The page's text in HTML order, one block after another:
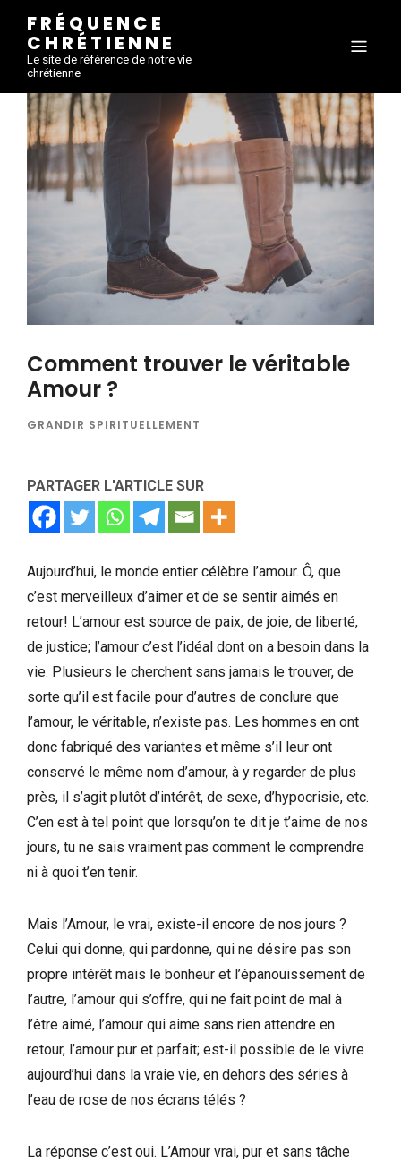
FRÉQUENCE
CHRÉTIENNE
Le site de référence de notre vie
chrétienne
Comment trouver le véritable
Amour ?
GRANDIR SPIRITUELLEMENT
PARTAGER L'ARTICLE SUR
Aujourd’hui, le monde entier célèbre l’amour. Ô, que
c’est merveilleux d’aimer et de se sentir aimés en
retour! L’amour est source de paix, de joie, de liberté,
de justice; l’amour c’est l’idéal dont on a besoin dans la
vie. Plusieurs le cherchent sans jamais le trouver, de
sorte qu’il est facile pour d’autres de conclure que
l’amour, le véritable, n’existe pas. Les hommes en ont
donc fabriqué des variantes et même s’il leur ont
conservé le même nom d’amour, à y regarder de plus
près, il s’agit plutôt d’intérêt, de sexe, d’hypocrisie, etc.
C’en est à tel point que lorsqu’on te dit je t’aime de nos
jours, tu ne sais vraiment pas comment le comprendre
ni à quoi t’en tenir.
Mais l’Amour, le vrai, existe-il encore de nos jours ?
Celui qui donne, qui pardonne, qui ne désire pas son
propre intérêt mais le bonheur et l’épanouissement de
l’autre, l’amour qui s’offre, qui ne fait point de mal à
l’être aimé, l’amour qui aime sans rien attendre en
retour, l’amour pur et parfait; est-il possible de le vivre
aujourd’hui dans la vraie vie, en dehors des séries à
l’eau de rose de nos écrans télés ?
La réponse c’est oui. L’Amour vrai, pur et sans tâche